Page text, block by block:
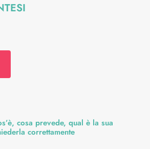
cosa prevede, qual è la sua
correttamente